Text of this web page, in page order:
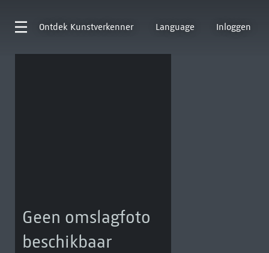
Ontdek Kunstverkenner Language Inloggen
Geen omslagfoto
beschikbaar